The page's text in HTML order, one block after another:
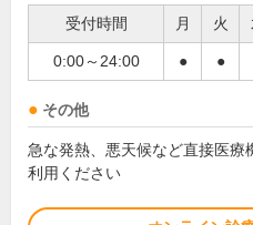
受付時間 月 火
0:00～24:00 ● ●
その他
急な発熱、悪天候など直接医
利用ください